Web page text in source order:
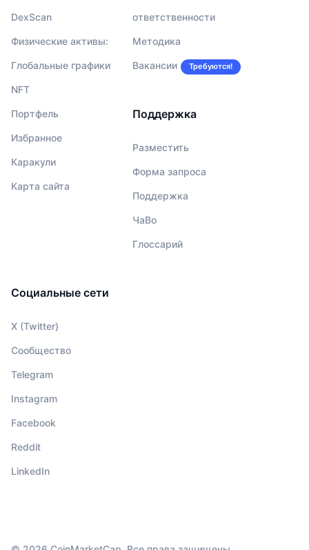
DexScan
Физические активы:
Глобальные графики
NFT
Портфель
Избранное
Каракули
Карта сайта
ответственности
Методика
Вакансии Требуются!
Поддержка
Разместить
Форма запроса
Поддержка
ЧаВо
Глоссарий
Социальные сети
X (Twitter)
Сообщество
Telegram
Instagram
Facebook
Reddit
LinkedIn